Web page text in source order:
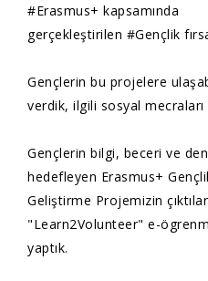
#Erasmus+ kapsamında
gerçekleştirilen #Gençlik
Gençlerin bu projelere
verdik, ilgili sosyal mecraları
Gençlerin bilgi, beceri ve
hedefleyen Erasmus+
Geliştirme Projemizin
"Learn2Volunteer" e-
yaptık.